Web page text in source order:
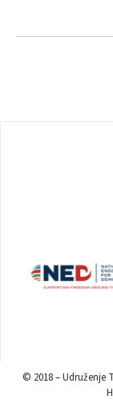
© 2018 – Udruženje